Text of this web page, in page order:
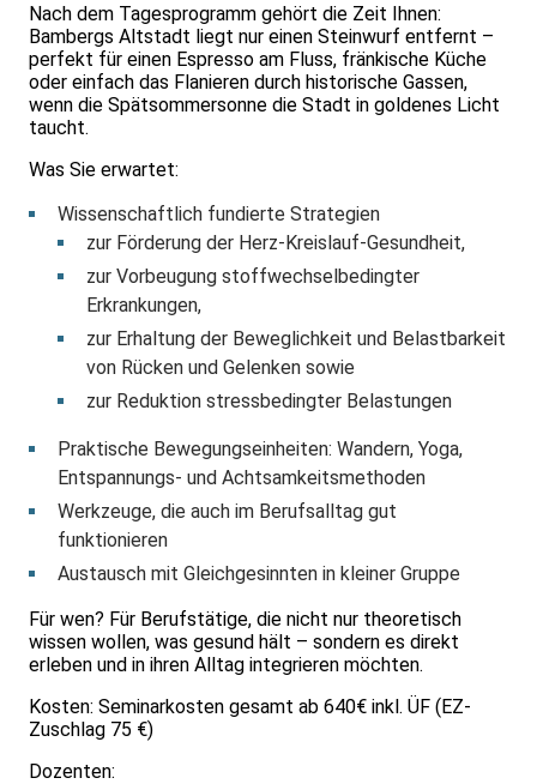
Nach dem Tagesprogramm gehört die Zeit Ihnen:
Bambergs Altstadt liegt nur einen Steinwurf entfernt –
perfekt für einen Espresso am Fluss, fränkische Küche
oder einfach das Flanieren durch historische Gassen,
wenn die Spätsommersonne die Stadt in goldenes Licht
taucht.
Was Sie erwartet:
Wissenschaftlich fundierte Strategien
zur Förderung der Herz-Kreislauf-Gesundheit,
zur Vorbeugung stoffwechselbedingter
Erkrankungen,
zur Erhaltung der Beweglichkeit und Belastbarkeit
von Rücken und Gelenken sowie
zur Reduktion stressbedingter Belastungen
Praktische Bewegungseinheiten: Wandern, Yoga,
Entspannungs- und Achtsamkeitsmethoden
Werkzeuge, die auch im Berufsalltag gut
funktionieren
Austausch mit Gleichgesinnten in kleiner Gruppe
Für wen? Für Berufstätige, die nicht nur theoretisch
wissen wollen, was gesund hält – sondern es direkt
erleben und in ihren Alltag integrieren möchten.
Kosten: Seminarkosten gesamt ab 640€ inkl. ÜF (EZ-
Zuschlag 75 €)
Dozenten: